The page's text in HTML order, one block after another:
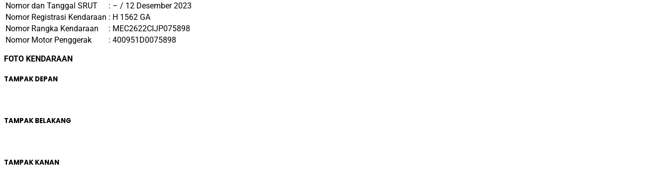
Nomor dan Tanggal SRUT
: – / 12 Desember 2023
Nomor Registrasi Kendaraan : H 1562 GA
Nomor Rangka Kendaraan
: MEC2622CIJP075898
Nomor Motor Penggerak
: 400951D0075898
FOTO KENDARAAN
TAMPAK DEPAN
TAMPAK BELAKANG
TAMPAK KANAN